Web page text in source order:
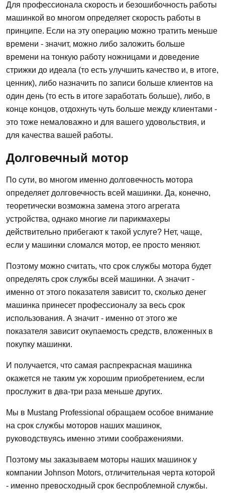
Для профессионала скорость и безошибочность работы
машинкой во многом определяет скорость работы в
принципе. Если на эту операцию можно тратить меньше
времени - значит, можно либо заложить больше
времени на тонкую работу ножницами и доведение
стрижки до идеала (то есть улучшить качество и, в итоге,
ценник), либо назначить по записи больше клиентов на
один день (то есть в итоге заработать больше), либо, в
конце концов, отдохнуть чуть больше между клиентами -
это тоже немаловажно и для вашего удовольствия, и
для качества вашей работы.
Долговечный мотор
По сути, во многом именно долговечность мотора
определяет долговечность всей машинки. Да, конечно,
теоретически возможна замена этого агрегата
устройства, однако многие ли парикмахеры
действительно прибегают к такой услуге? Нет, чаще,
если у машинки сломался мотор, ее просто меняют.
Поэтому можно считать, что срок службы мотора будет
определять срок службы всей машинки. А значит -
именно от этого показателя зависит то, сколько денег
машинка принесет профессионалу за весь срок
использования. А значит - именно от этого же
показателя зависит окупаемость средств, вложенных в
покупку машинки.
И получается, что самая распрекрасная машинка
окажется не таким уж хорошим приобретением, если
прослужит в два-три раза меньше других.
Мы в Mustang Professional обращаем особое внимание
на срок службы моторов наших машинок,
руководствуясь именно этими соображениями.
Поэтому мы заказываем моторы наших машинок у
компании Johnson Motors, отличительная черта которой
- именно превосходный срок беспроблемной службы.